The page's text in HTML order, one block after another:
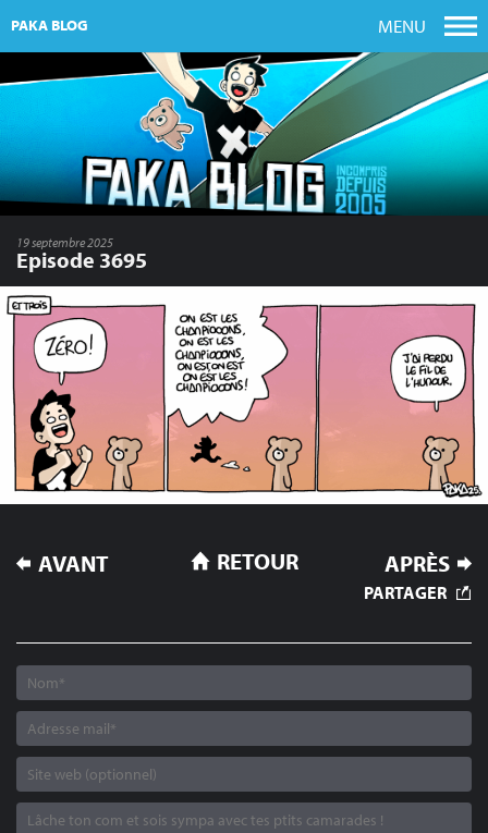
PAKA BLOG MENU
19 septembre 2025
Episode 3695
NAVIGATION
DE
AVANT APRÈS
RETOUR
PARTAGER